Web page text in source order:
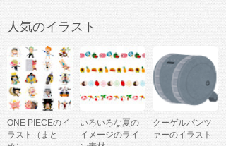
人気のイラスト
ONE PIECEのイ
ラスト（まと
いろいろな夏の
イメージのライ
クーゲルパンツ
ァーのイラスト